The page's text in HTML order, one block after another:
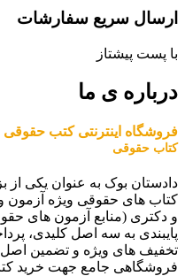
ارسال سریع سفارشات
با پست پیشتاز
درباره ی ما
فروشگاه اینترنتی کتب حقوقی
کتاب حقوقی
دادستان بوک به عنوان یکی از
کتاب های حقوقی ویژه آزمون
و دکتری (منابع آزمون های
پایبندی به سه اصل کلیدی،
تخفیف های ویژه و تضمین
فروشگاهی جامع جهت خرید